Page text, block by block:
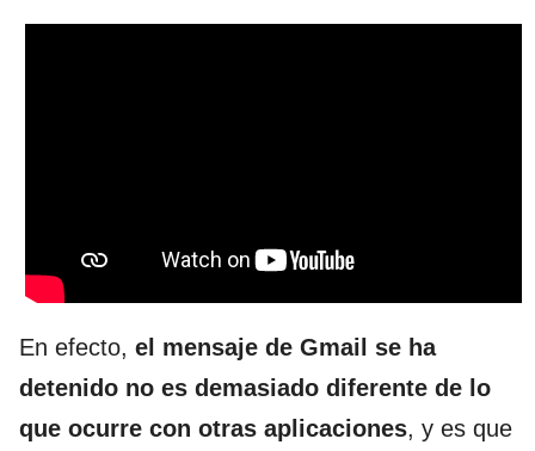
En efecto, el mensaje de Gmail se ha
detenido no es demasiado diferente de lo
que ocurre con otras aplicaciones, y es que